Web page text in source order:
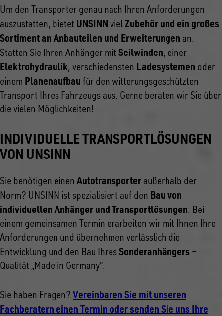
Um den Transporter genau nach Ihren Anforderungen
auszustatten, bietet UNSINN vielZubehör und ein großes
Sortiment an Anbauteilen und Erweiterungen an.
Statten Sie Ihren Anhänger mit Seilwinden, einer
Elektrohydraulik, verschiedensten Ladesystemen oder
einem Planenaufbau für den witterungsgeschützten
Transport Ihres Fahrzeugs aus. Gerne beraten wir Sie über
die vielen Möglichkeiten!
INDIVIDUELLE TRANSPORTLÖSUNGEN
VON UNSINN
Sie benötigen einenAutotransporter außerhalb der
Norm? UNSINN ist spezialisiert auf den Bau von
individuellen Anhänger und Transportlösungen. Bei
einem gemeinsamen Termin erarbeiten wir mit Ihnen Ihre
Anforderungen und übernehmen verlässlich die
Entwicklung und den Bau IhresSonderanhängers –
Qualität „Made in Germany“.
Sie haben Fragen? Vereinbaren Sie mit unseren
Fachberatern einen Termin oder senden Sie uns Ihre